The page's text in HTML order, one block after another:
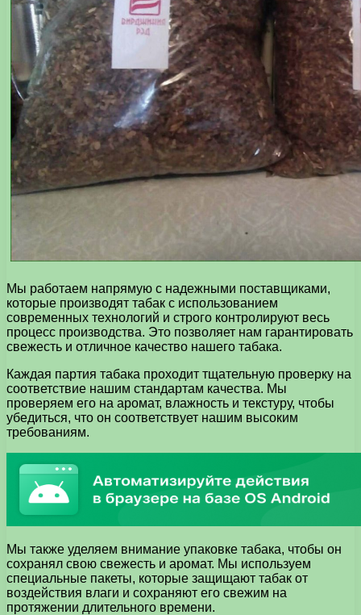
Мы работаем напрямую с надежными поставщиками,
которые производят табак с использованием
современных технологий и строго контролируют весь
процесс производства. Это позволяет нам гарантировать
свежесть и отличное качество нашего табака.
Каждая партия табака проходит тщательную проверку на
соответствие нашим стандартам качества. Мы
проверяем его на аромат, влажность и текстуру, чтобы
убедиться, что он соответствует нашим высоким
требованиям.
Мы также уделяем внимание упаковке табака, чтобы он
сохранял свою свежесть и аромат. Мы используем
специальные пакеты, которые защищают табак от
воздействия влаги и сохраняют его свежим на
протяжении длительного времени.